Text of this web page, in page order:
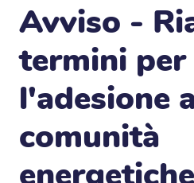
Avviso -
termini per
l'adesione
comunità